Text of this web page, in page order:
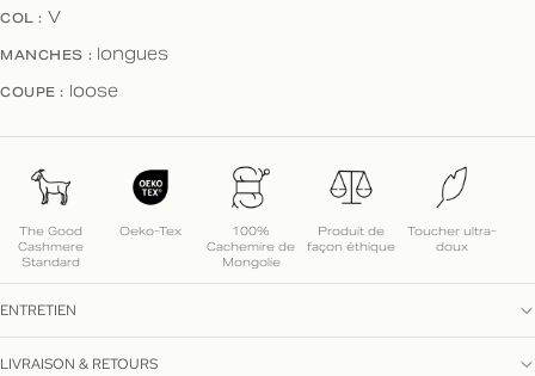
COL : V
MANCHES : longues
COUPE : loose
The Good
Cashmere
Standard
Oeko-Tex
100%
Cachemire de
Mongolie
Produit de
façon éthique
Toucher ultra-
doux
ENTRETIEN
LIVRAISON & RETOURS